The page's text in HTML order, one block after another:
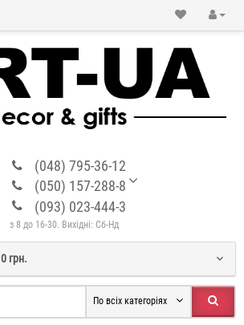
(048) 795-36-12
(050) 157-288-8
(093) 023-444-3
з 8 до 16-30. Вихідні: Сб-Нд
0 грн.
По всіх категоріях